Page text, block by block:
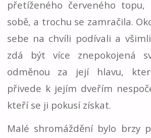
přetíženého červeného
sobě, a trochu se zamračila.
sebe na chvíli podívali a
zdá být více znepokojená
odměnou za její hlavu,
přivede k jejím dveřím
kteří se ji pokusí získat.
Malé shromáždění bylo brzy